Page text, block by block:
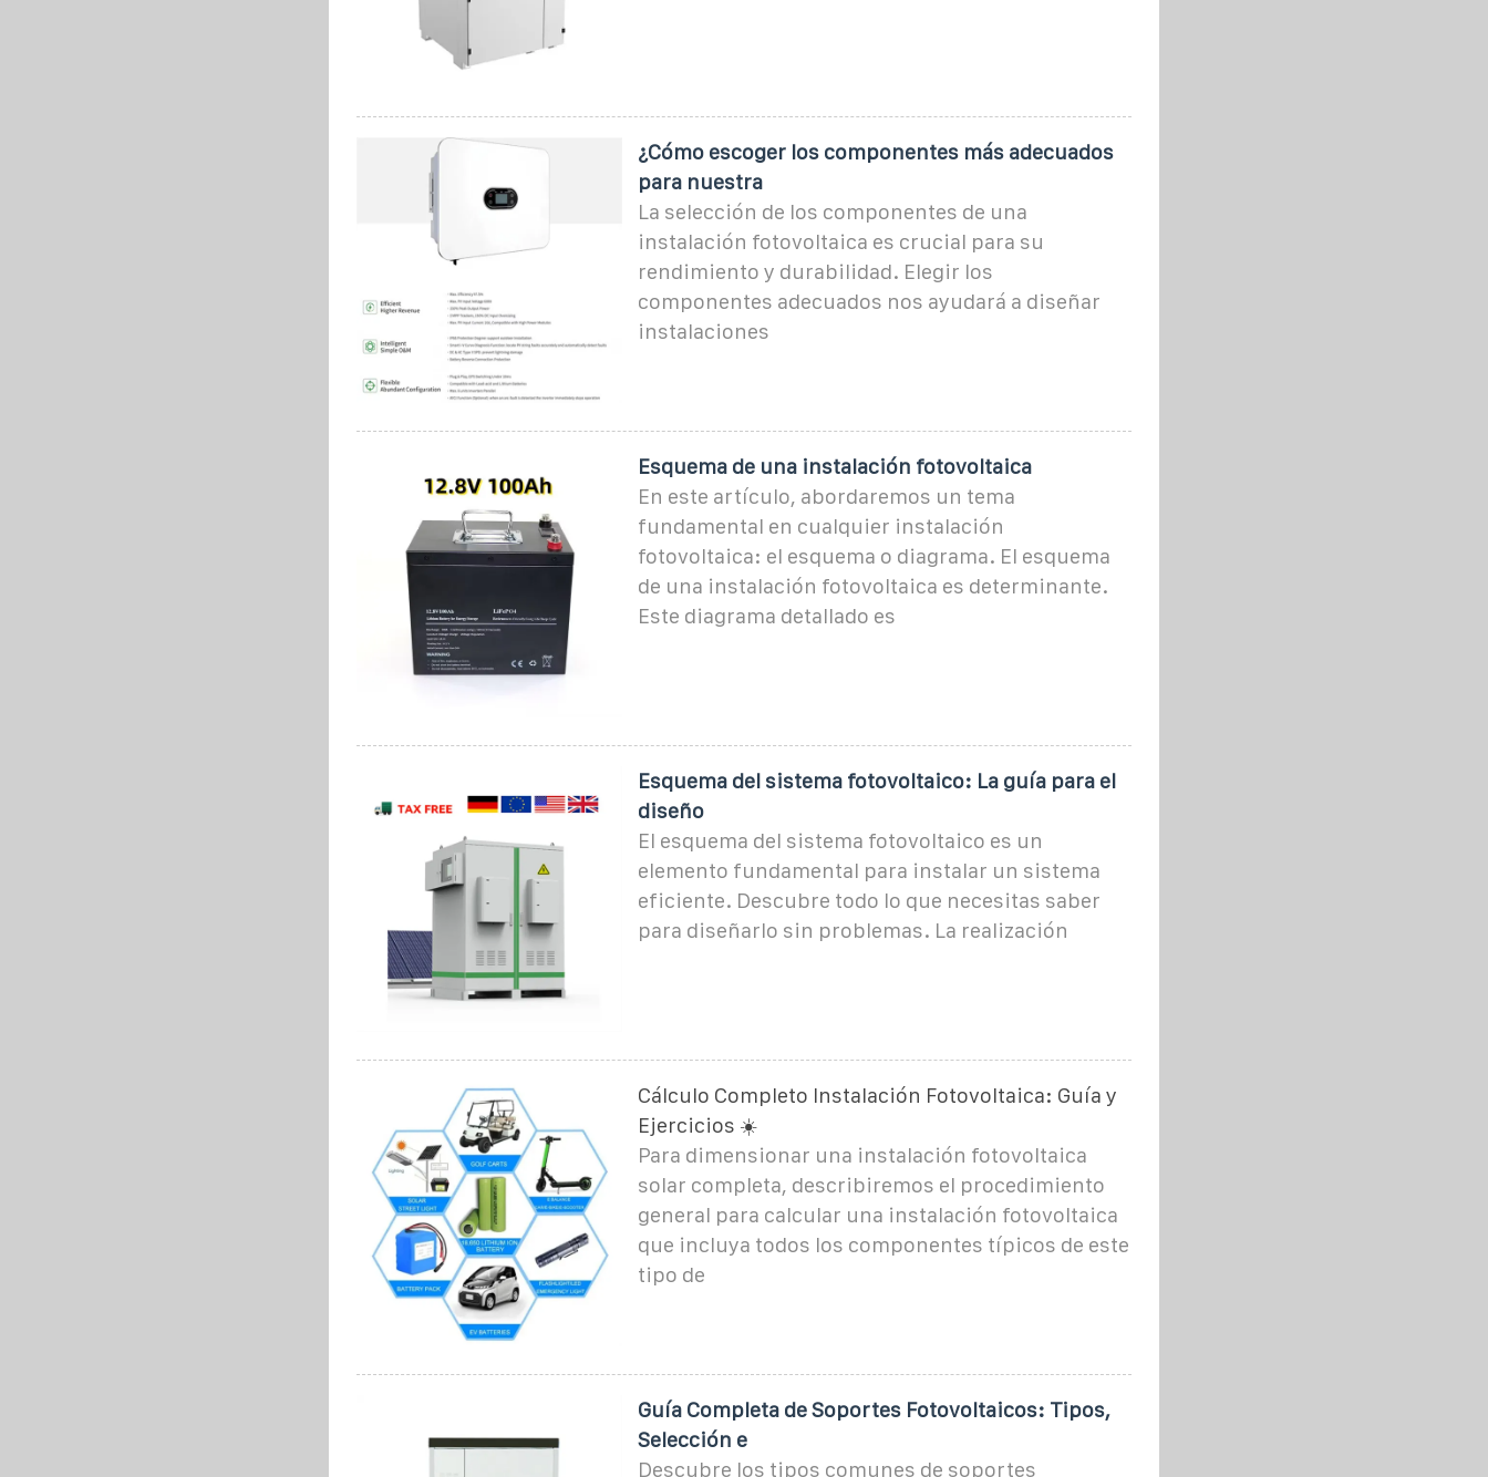
¿Cómo escoger los componentes más adecuados
para nuestra
La selección de los componentes de una
instalación fotovoltaica es crucial para su
rendimiento y durabilidad. Elegir los
componentes adecuados nos ayudará a diseñar
instalaciones
Esquema de una instalación fotovoltaica
En este artículo, abordaremos un tema
fundamental en cualquier instalación
fotovoltaica: el esquema o diagrama. El esquema
de una instalación fotovoltaica es determinante.
Este diagrama detallado es
Esquema del sistema fotovoltaico: La guía para el
diseño
El esquema del sistema fotovoltaico es un
elemento fundamental para instalar un sistema
eficiente. Descubre todo lo que necesitas saber
para diseñarlo sin problemas. La realización
Cálculo Completo Instalación Fotovoltaica: Guía y
Ejercicios ☀️
Para dimensionar una instalación fotovoltaica
solar completa, describiremos el procedimiento
general para calcular una instalación fotovoltaica
que incluya todos los componentes típicos de este
tipo de
Guía Completa de Soportes Fotovoltaicos: Tipos,
Selección e
Descubre los tipos comunes de soportes